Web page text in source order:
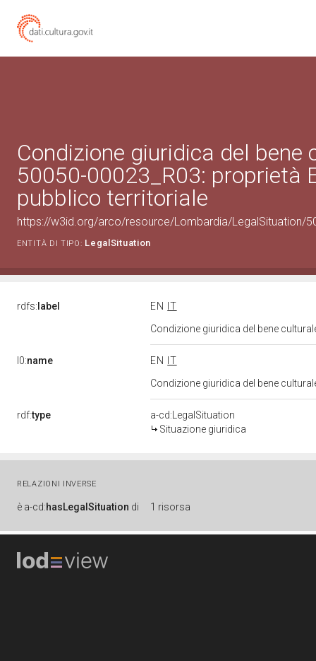
Condizione giuridica del bene
50050-00023_R03: proprietà
pubblico territoriale
https://w3id.org/arco/resource/Lombardia/LegalSituation/
ENTITÀ DI TIPO: LegalSituation
rdfs: label EN
IT
Condizione giuridica del bene
l0:name EN
IT
Condizione giuridica del bene
rdf:type
a-cd:LegalSituation
Situazione giuridica
RELAZIONI INVERSE
è a-cd:hasLegalSituation di 1 risorsa